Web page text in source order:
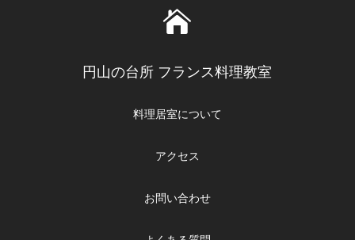

円山の台所 フランス料理教室
料理居室について
アクセス
お問い合わせ